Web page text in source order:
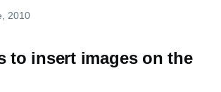
2010
to insert images on the